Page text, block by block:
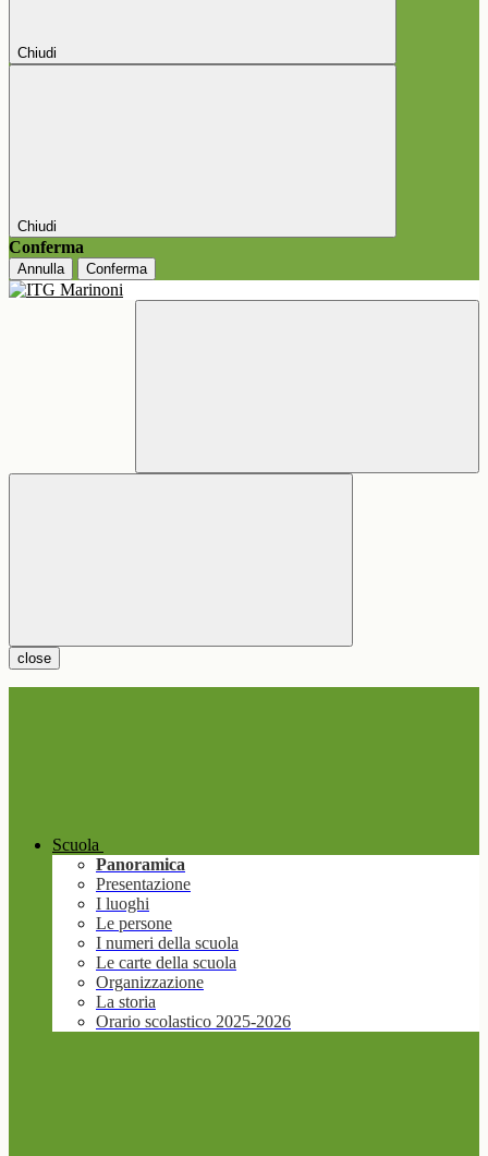
Chiudi
Chiudi
Conferma
Annulla Conferma
close
Scuola
Panoramica
Presentazione
I luoghi
Le persone
I numeri della scuola
Le carte della scuola
Organizzazione
La storia
Orario scolastico 2025-2026